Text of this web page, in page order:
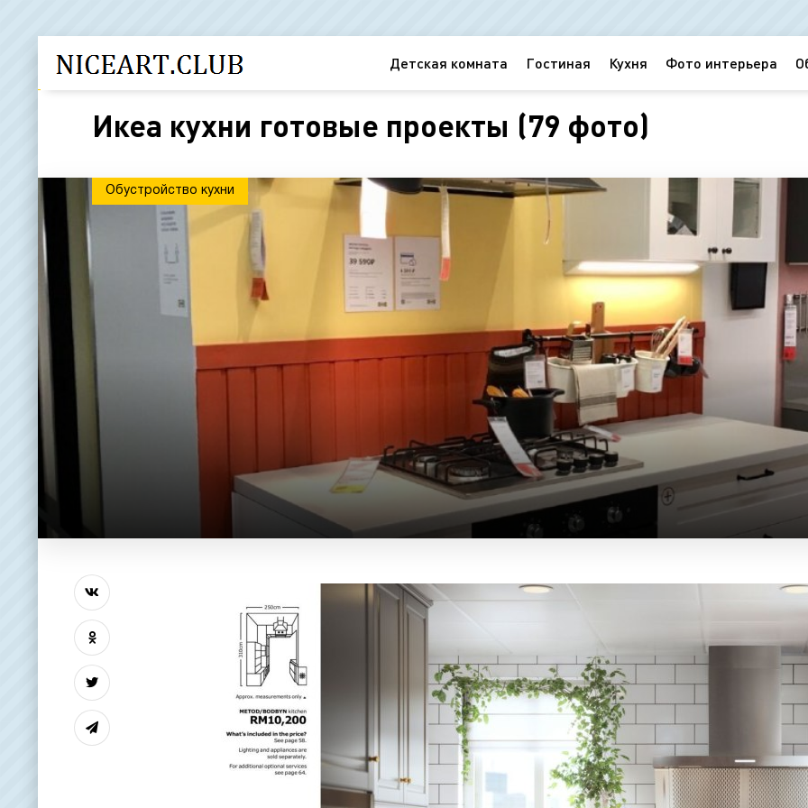
Детская комната Гостиная Кухня Фото интерьера
Икеа кухни готовые проекты (79 фото)
Обустройство кухни